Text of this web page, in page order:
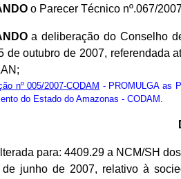
o Parecer Técnico nº.067/
a deliberação do Conselho
de outubro de 2007, referendada
nº 005/2007-CODAM - PROMULGA as
do Estado do Amazonas - CODAM.
para: 4409.29 a NCM/SH
junho de 2007, relativo à